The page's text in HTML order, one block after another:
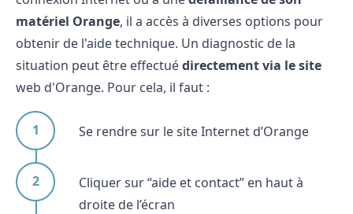
matériel Orange, il a accès à diverses options pour
obtenir de l'aide technique. Un diagnostic de la
situation peut être effectuédirectement via le site
web d'Orange. Pour cela, il faut :
Se rendre sur le site Internet d’Orange
Cliquer sur “aide et contact” en haut à
droite de l’écran